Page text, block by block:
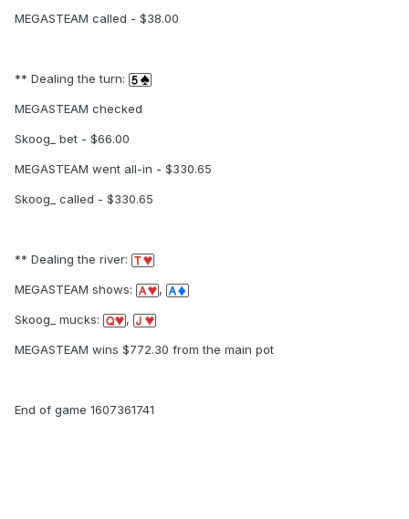
MEGASTEAM called - $38.00
** Dealing the turn:
MEGASTEAM checked
Skoog_ bet - $66.00
MEGASTEAM went all-in - $330.65
Skoog_ called - $330.65
** Dealing the river:
MEGASTEAM shows: ,
Skoog_ mucks: ,
MEGASTEAM wins $772.30 from the main pot
End of game 1607361741